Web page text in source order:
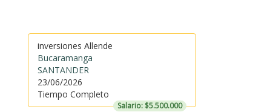
inversiones Allende
Bucaramanga
SANTANDER
23/06/2026
Tiempo Completo
Salario: $5.500.000